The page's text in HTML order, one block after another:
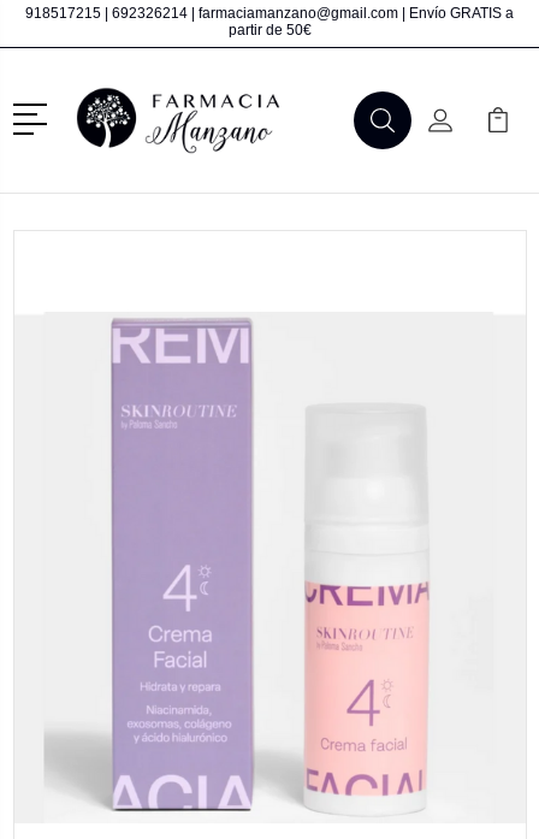
918517215 692326214 farmaciamanzano@gmail.com | Envío GRATIS a
partir de 50€
Menú
BuscarMi Cuenta
Mi